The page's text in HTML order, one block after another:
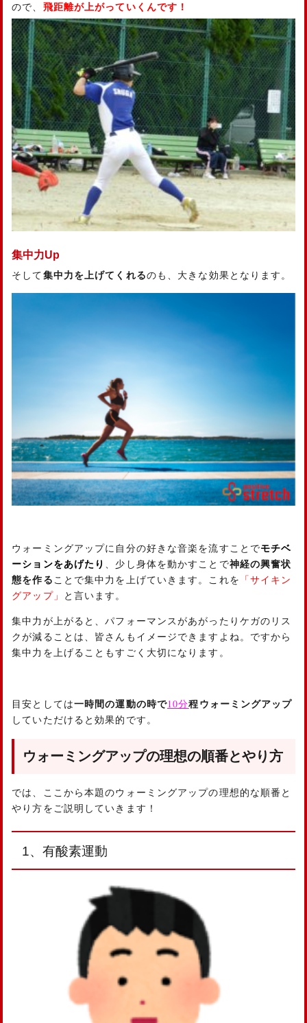
ので、 飛距離が上がっていくんです！
集中力Up
そして集中力を上げてくれるのも、大きな効果となります。
ウォーミングアップに自分の好きな音楽を流すことでモチベ
ーションをあげたり
、少し身体を動かすことで神経の興奮状
態を作る ことで集中力を上げていきます。これを
「サイキン
グアップ」
と言います。
集中力が上がると、パフォーマンスがあがったりケガのリス
クが減ることは、皆さんもイメージできますよね。ですから
集中力を上げることもすごく大切になります。
目安としては一時間の運動の時で10分程ウォーミングアップ
していただけると効果的です。
ウォーミングアップの理想の順番とやり方
では、ここから本題のウォーミングアップの理想的な順番と
やり方をご説明していきます！
1、有酸素運動